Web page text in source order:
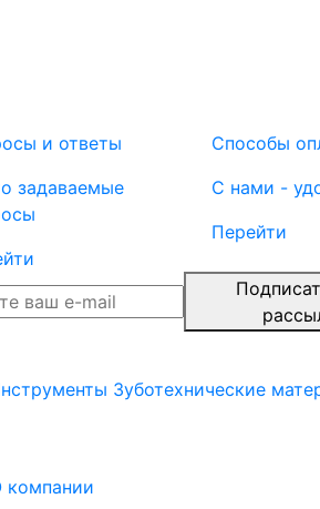
и ответы
задаваемые
Способы
С нами -
Перейти
Зуботехнические
компании